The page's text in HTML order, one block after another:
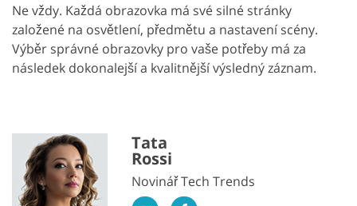
Ne vždy. Každá obrazovka má své silné stránky
založené na osvětlení, předmětu a nastavení scény.
Výběr správné obrazovky pro vaše potřeby má za
následek dokonalejší a kvalitnější výsledný záznam.
Tata
Rossi
Novinář Tech Trends